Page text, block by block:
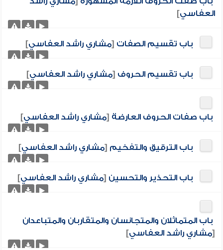
العفاسي]
باب تقسيم الصفات [مشاري راشد العفاسي]
باب تقسيم الحروف [مشاري راشد العفاسي]
باب صفات الحروف العارضة [مشاري راشد العفاسي]
باب الترقيق والتفخيم [مشاري راشد العفاسي]
باب التحذير والتحسين [مشاري راشد العفاسي]
باب المتماثلان والمتجانسان والمتقاربان والمتباعدان
[مشاري راشد العفاسي]